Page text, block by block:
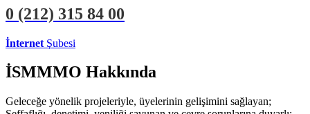
0 (212) 315 84 00
İnternet Şubesi
İSMMMO Hakkında
Geleceğe yönelik projeleriyle, üyelerinin gelişimini sağlayan;